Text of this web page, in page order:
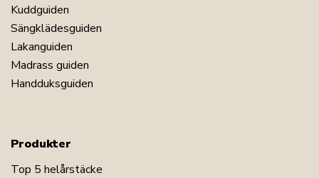
Kuddguiden
Sängklädesguiden
Lakanguiden
Madrass guiden
Handduksguiden
Produkter
Top 5 helårstäcke